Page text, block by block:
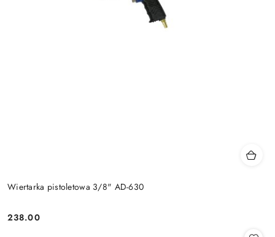
Wiertarka pistoletowa 3/8" AD-630
Cena:
238.00